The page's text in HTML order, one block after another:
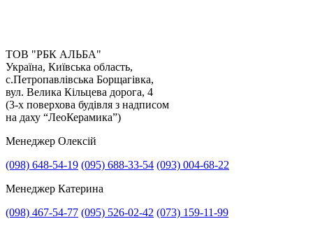
- злагодженість роботи з іншими підрядниками;
- своєчасне приймання та оплата виконаних робіт.
ТОВ "РБК АЛЬБА"
Україна, Київська область,
с.Петропавлівська Борщагівка,
вул. Велика Кільцева дорога, 4
(3-х поверхова будівля з надписом
на даху “ЛеоКерамика”)
Менеджер Олексій
(098) 648-54-19 (095) 688-33-54 (093) 004-68-22
Менеджер Катерина
(098) 467-54-77 (095) 526-02-42 (073) 159-11-99